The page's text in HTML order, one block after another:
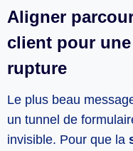
Aligner
client pour
rupture
Le plus beau
un tunnel de
invisible. Pour que la